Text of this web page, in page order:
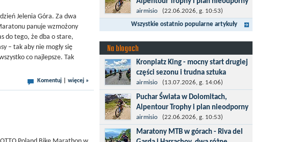
Jelenia Góra. Za dwa
panuje wzmożony
do tego, że dba o stare,
– tak aby nie mogły się
co najlepsze. Tak
Komentuj więcej »
rzeczywistością dzięki nowoczesnym
technologiom ukrytym w
jednośladach....
na upadki
Czerwiec w moim planie oznaczał
wejście w najbardziej wymagający etap
i cel pierwszej części sezonu: Puchar
Świata w maratonie MTB w
Dolomitach...
airmisio (22.06.2026, g. 10:53)
Wszystkie ostatnio popularne artykuły
Na blogach
Kronplatz King - mocny start drugiej
części sezonu i trudna sztuka
odpoczynku
Kronplatz King, epicki MTB Maraton z
metą na 2275 m we włoskich Alpach –
łącznie 3000 metrów przewyższenia na
dystansie 60 km, ze...
airmisio (13.07.2026, g. 14:06)
Puchar Świata w Dolomitach,
Alpentour Trophy i plan nieodporny
na upadki
Czerwiec w moim planie oznaczał
wejście w najbardziej wymagający etap
airmisio (22.06.2026, g. 10:53)
Maratony MTB w górach - Riva del